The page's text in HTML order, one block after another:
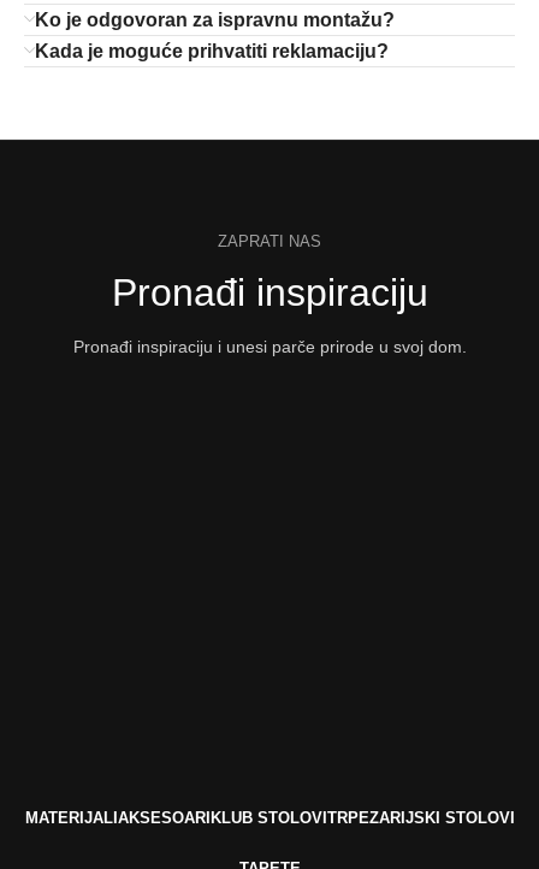
Ko je odgovoran za ispravnu montažu?
Kada je moguće prihvatiti reklamaciju?
ZAPRATI NAS
Pronađi inspiraciju
Pronađi inspiraciju i unesi parče prirode u svoj dom.
MATERIJALI AKSESOARI KLUB STOLOVI TRPEZARIJSKI STOLOVI